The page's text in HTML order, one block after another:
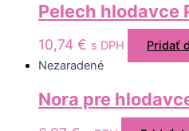
Pelech hlodavce
10,74 € s DPH
Pridať
Nezaradené
Nora pre